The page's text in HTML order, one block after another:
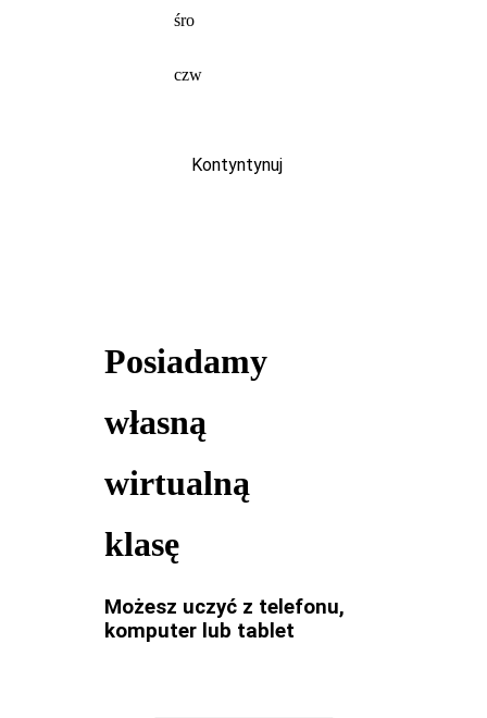
śro
czw
Kontyntynuj
Posiadamy
własną
wirtualną
klasę
Możesz uczyć z telefonu,
komputer lub tablet